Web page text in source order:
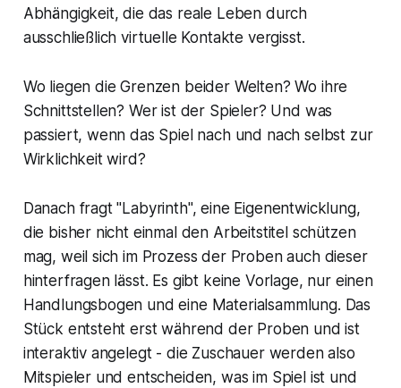
Abhängigkeit, die das reale Leben durch
ausschließlich virtuelle Kontakte vergisst.
Wo liegen die Grenzen beider Welten? Wo ihre
Schnittstellen? Wer ist der Spieler? Und was
passiert, wenn das Spiel nach und nach selbst zur
Wirklichkeit wird?
Danach fragt "Labyrinth", eine Eigenentwicklung,
die bisher nicht einmal den Arbeitstitel schützen
mag, weil sich im Prozess der Proben auch dieser
hinterfragen lässt. Es gibt keine Vorlage, nur einen
Handlungsbogen und eine Materialsammlung. Das
Stück entsteht erst während der Proben und ist
interaktiv angelegt - die Zuschauer werden also
Mitspieler und entscheiden, was im Spiel ist und